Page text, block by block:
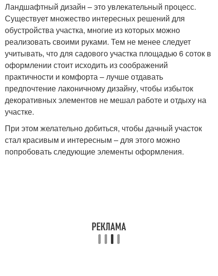
Ландшафтный дизайн – это увлекательный процесс.
Существует множество интересных решений для
обустройства участка, многие из которых можно
реализовать своими руками. Тем не менее следует
учитывать, что для садового участка площадью 6 соток в
оформлении стоит исходить из соображений
практичности и комфорта – лучше отдавать
предпочтение лаконичному дизайну, чтобы избыток
декоративных элементов не мешал работе и отдыху на
участке.
При этом желательно добиться, чтобы дачный участок
стал красивым и интересным – для этого можно
попробовать следующие элементы оформления.